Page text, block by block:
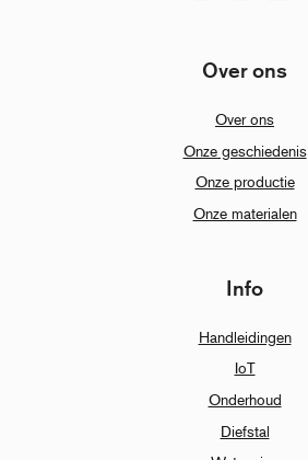
Over ons
Over ons
Onze geschiedenis
Onze productie
Onze materialen
Info
Handleidingen
IoT
Onderhoud
Diefstal